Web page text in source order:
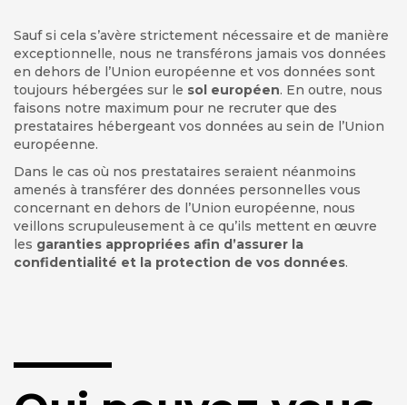
Sauf si cela s’avère strictement nécessaire et de manière
exceptionnelle, nous ne transférons jamais vos données
en dehors de l’Union européenne et vos données sont
toujours hébergées sur le sol européen. En outre, nous
faisons notre maximum pour ne recruter que des
prestataires hébergeant vos données au sein de l’Union
européenne.
Dans le cas où nos prestataires seraient néanmoins
amenés à transférer des données personnelles vous
concernant en dehors de l’Union européenne, nous
veillons scrupuleusement à ce qu’ils mettent en œuvre
les garanties appropriées afin d’assurer la
confidentialité et la protection de vos données.